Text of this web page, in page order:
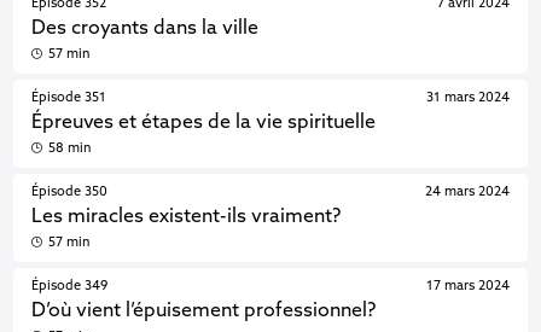
Épisode 352
Des croyants dans la ville
7 avril 2024
57 min
Épisode 351
Épreuves et étapes de la vie spirituelle
31 mars 2024
58 min
Épisode 350
Les miracles existent-ils vraiment?
24 mars 2024
57 min
Épisode 349
D’où vient l’épuisement professionnel?
17 mars 2024